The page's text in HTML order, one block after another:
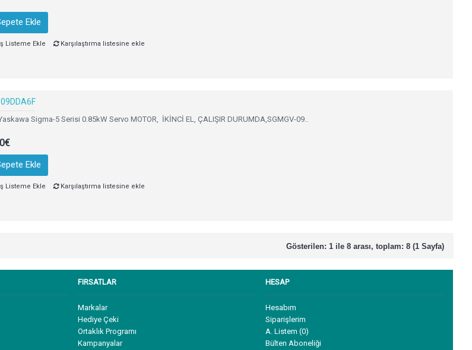
Ekle
Listeme Ekle Karşılaştırma listesine ekle
Sigma-5 Serisi 0.85kW Servo MOTOR, İKİNCİ EL, ÇALIŞIR DURUMDA,SGMGV-09..
Ekle
Listeme Ekle Karşılaştırma listesine ekle
Gösterilen: 1 ile 8 arası, toplam: 8 (1 Sayfa)
FIRSATLAR
Markalar
Hediye Çeki
Ortaklık Programı
Kampanyalar
HESAP
Hesabım
Siparişlerim
A. Listem (0)
Bülten Aboneliği